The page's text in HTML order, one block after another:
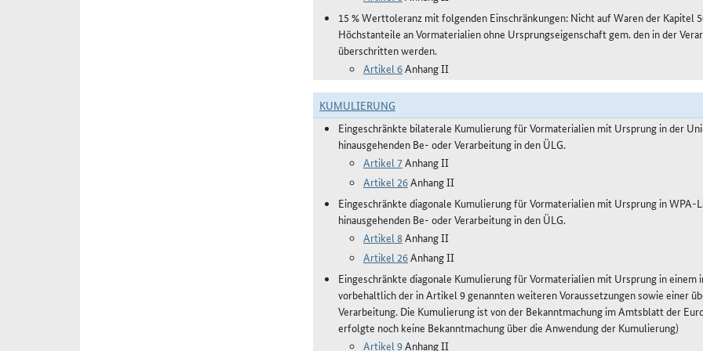
15 % Werttoleranz mit folgenden Einschränkungen: Nicht auf Waren der Kapitel
Höchstanteile an Vormaterialien ohne Ursprungseigenschaft gem. den in der
überschritten werden.
Artikel 6Anhang II
KUMULIERUNG
Eingeschränkte bilaterale Kumulierung für Vormaterialien mit Ursprung in der
hinausgehenden Be- oder Verarbeitung in den ÜLG.
Artikel 7Anhang II
Artikel 26Anhang II
Eingeschränkte diagonale Kumulierung für Vormaterialien mit Ursprung in
hinausgehenden Be- oder Verarbeitung in den ÜLG.
Artikel 8Anhang II
Artikel 26Anhang II
Eingeschränkte diagonale Kumulierung für Vormaterialien mit Ursprung in einem
vorbehaltlich der in Artikel 9 genannten weiteren Voraussetzungen sowie einer
Verarbeitung. Die Kumulierung ist von der Bekanntmachung im Amtsblatt der
erfolgte noch keine Bekanntmachung über die Anwendung der Kumulierung)
Artikel 9Anhang II